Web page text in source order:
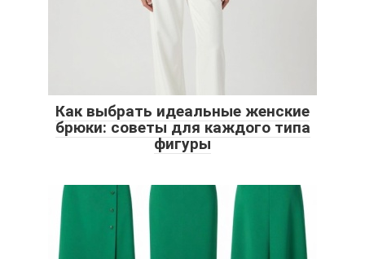
Как выбрать идеальные женские
брюки: советы для каждого типа
фигуры